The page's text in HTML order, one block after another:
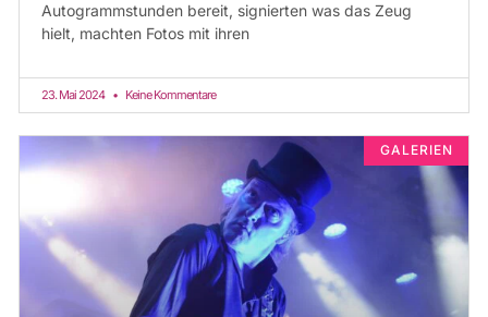
Autogrammstunden bereit, signierten was das Zeug
hielt, machten Fotos mit ihren
23. Mai 2024 Keine Kommentare
GALERIEN